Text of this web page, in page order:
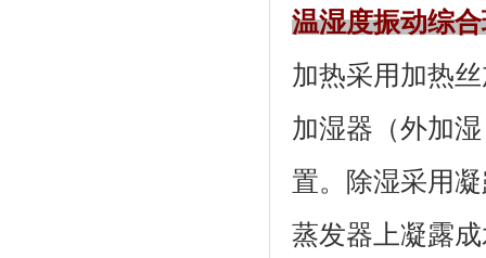
温湿度振动综
加热采用加热丝
加湿器（外加湿
置。除湿
蒸发器上凝露成